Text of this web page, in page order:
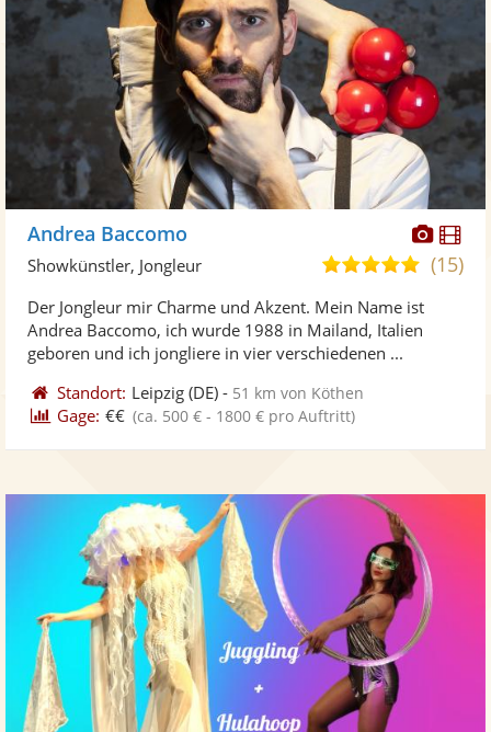
Andrea Baccomo
4,9
5
(15)
Showkünstler, Jongleur
Der Jongleur mir Charme und Akzent. Mein Name ist
Andrea Baccomo, ich wurde 1988 in Mailand, Italien
geboren und ich jongliere in vier verschiedenen ...
Standort: Leipzig (DE) - 51 km von Köthen
Gage: €€ (ca. 500 € - 1800 € pro Auftritt)